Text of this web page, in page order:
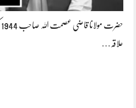
علاقہ…